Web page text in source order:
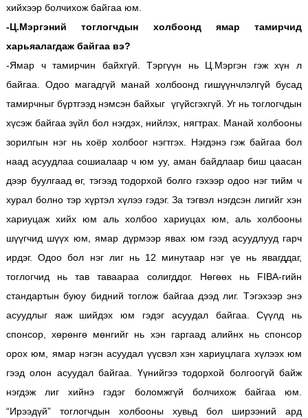
хийхээр болчихож байгаа юм.
-Ц.Мэргэний тоглогчдын холбоонд ямар тамирчид
харьяалагдаж байгаа вэ?
-Ямар ч тамирчин байхгүй. Тэргүүн нь Ц.Мэргэн гэж хүн л
байгаа. Одоо магадгүй манай холбоонд гишүүнчлэлгүй бусад
тамирчныг бүртгээд нэмсэн байхыг үгүйсгэхгүй. Уг нь тоглогчдын
хүсэж байгаа зүйл бол нэгдэх, нийлэх, нягтрах. Манай холбооны
зорилгын нэг нь хоёр холбоог нэгтгэх. Нэгдэнэ гэж байгаа бол
наад асуудлаа сошиалаар ч юм уу, аман байдлаар биш цаасан
дээр буулгаад өг, тэгээд тодорхой болго гэхээр одоо нэг тийм ч
хурал болно тэр хүртэл хүлээ гэдэг. За тэгвэл нэгдсэн лигийг хэн
хариуцаж хийх юм аль холбоо хариуцах юм, аль холбооны
шүүгчид шүүх юм, ямар дүрмээр явах юм гээд асуудлууд гарч
ирдэг. Одоо бол нэг лиг нь 12 минутаар нэг үе нь явагддаг,
тоглогчид нь тав таваараа солигддог. Нөгөөх нь FIBA-гийн
стандартын буюу бидний тоглож байгаа дээд лиг. Тэгэхээр энэ
асуудлыг яаж шийдэх юм гэдэг асуудал байгаа. Сүүлд нь
спонсор, хөрөнгө мөнгийг нь хэн гаргаад алийнх нь спонсор
орох юм, ямар нэгэн асуудал үүсвэл хэн хариуцлага хүлээх юм
гээд олон асуудал байгаа. Үүнийгээ тодорхой болгоогүй байж
нэгдэж лиг хийнэ гэдэг боломжгүй болчихож байгаа юм.
“Ирээдүй” тоглогчдын холбооны хувьд бол ширээний ард